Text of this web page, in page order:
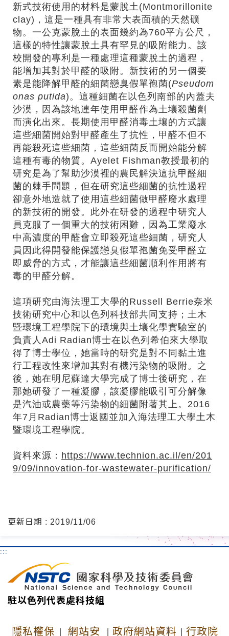
新式技術使用的材料是蒙脫土(Montmorillonite
clay)，這是一種具有非常大表面積的天然礦
物。一公克蒙脫土的表面幾約為760平方公尺，
這樣的特性讓蒙脫土具有罕見的吸附能力。該
校開發的專利是一種處理這種蒙脫土的過程，
能增加其對於甲醛的吸附。新技術的另一個要
素是能降解甲醛的細菌戀臭假單孢菌(Pseudom
onas putida)。這種細菌在以色列南部的內蓋夫
沙漠，因為該地連年使用甲醛作為土壤殺菌劑
而演化出來。長期使用甲醛消毒土壤的方式讓
這些細菌開始對甲醛產生了抗性，甲醛不但不
再能殺死這些細菌，這些細菌反而開始能分解
這種有毒的物質。Ayelet Fishman教授最初的
研究是為了幫助沙漠裡的農民解決這抗甲醛細
菌的棘手問題，但在研究這些細菌的抗性過程
卻意外地造就了使用這些細菌做甲醛廢水處理
的新技術的開發。此外在研發的過程中研究人
員克服了一個重大的技術困難，因為工業廢水
中高濃度的甲醛會立即殺死這些細菌，研究人
員因此得開發能保護戀臭假單孢菌免受甲醛立
即威脅的方式，才能讓這些細菌順利作用將有
毒的甲醛分解。
這項研究由海法理工大學的Russell Berrie奈米
技術研究中心和以色列科技部共同支持；土木
暨環境工程學院下的環境與土壤化學實驗室的
負責人Adi Radian博士在以色列希伯來大學取
得了博士學位，她當時的研究是對不同黏土進
行工程改性來增加其對有機污染物的吸附。之
後，她在明尼蘇達大學完成了博士後研究，在
那她研發了一種凝膠，該凝膠能吸引可分解像
是汽油或農藥等污染物的細菌附著其上。2016
年7月Radian博士返國並加入海法理工大學土木
暨環境工程學院。
資料來源： https://www.technion.ac.il/en/201
9/09/innovation-for-wastewater-purification/
更新日期 : 2019/11/06
:::
駐以色列代表處科技組
隱私權保 網站安 政府網站資料 行政院